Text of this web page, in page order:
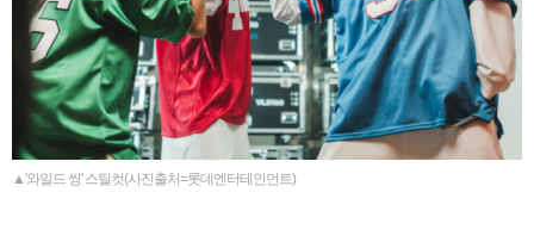
▲'와일드 씽' 스틸컷(사진출처=롯데엔터테인먼트)